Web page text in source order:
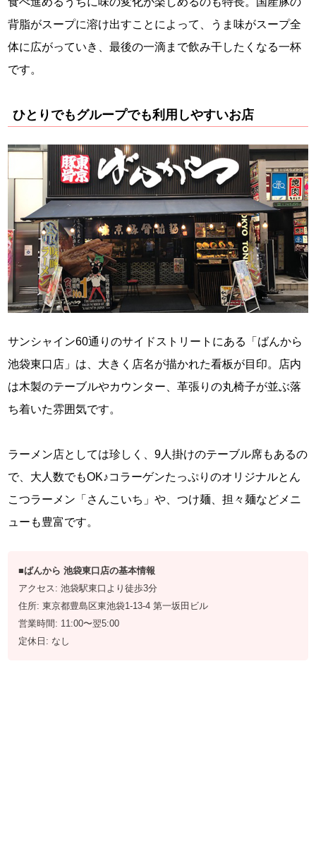
背脂がスープに溶け出すことによって、うま味がスープ全
体に広がっていき、最後の一滴まで飲み干したくなる一杯
です。
ひとりでもグループでも利用しやすいお店
サンシャイン60通りのサイドストリートにある「ばんから
池袋東口店」は、大きく店名が描かれた看板が目印。店内
は木製のテーブルやカウンター、革張りの丸椅子が並ぶ落
ち着いた雰囲気です。
ラーメン店としては珍しく、9人掛けのテーブル席もあるの
で、大人数でもOK♪コラーゲンたっぷりのオリジナルとん
こつラーメン「さんこいち」や、つけ麺、担々麺などメニ
ューも豊富です。
■ばんから 池袋東口店の基本情報
アクセス: 池袋駅東口より徒歩3分
住所: 東京都豊島区東池袋1-13-4 第一坂田ビル
営業時間: 11:00〜翌5:00
定休日: なし